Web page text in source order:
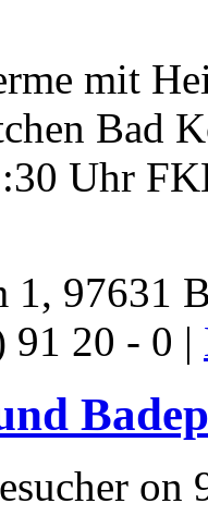
mit
Bad
Uhr
1, 97631
91 20 - 0 |
on